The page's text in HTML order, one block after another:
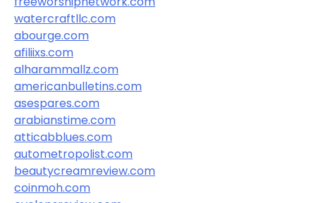
watercraftllc.com
abourge.com
afiliixs.com
alharammallz.com
americanbulletins.com
asespares.com
arabianstime.com
atticabblues.com
autometropolist.com
beautycreamreview.com
coinmoh.com